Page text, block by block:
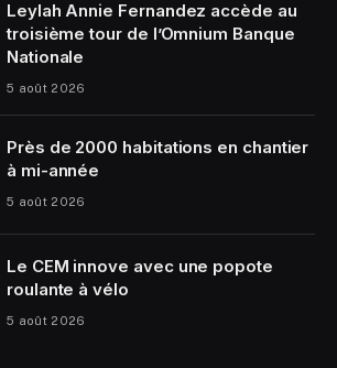
Leylah Annie Fernandez accède au
troisième tour de l’Omnium Banque
Nationale
5 août 2026
Près de 2000 habitations en chantier
à mi-année
5 août 2026
Le CEM innove avec une popote
roulante à vélo
5 août 2026